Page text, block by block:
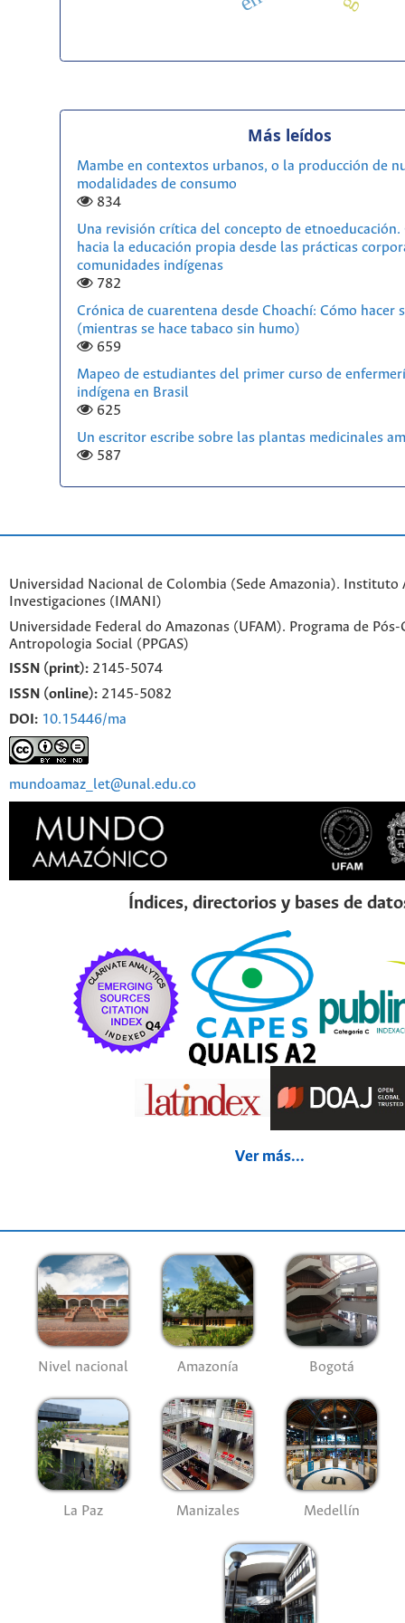
Más leídos
Mambe en contextos urbanos, o la producción de
modalidades de consumo
834
Una revisión crítica del concepto de etnoeducación.
hacia la educación propia desde las prácticas
comunidades indígenas
782
Crónica de cuarentena desde Choachí: Cómo hacer
(mientras se hace tabaco sin humo)
659
Mapeo de estudiantes del primer curso de
indígena en Brasil
625
Un escritor escribe sobre las plantas medicinales
587
Universidad Nacional de Colombia (Sede Amazonia). Instituto
Investigaciones (IMANI)
Universidade Federal do Amazonas (UFAM). Programa de Pós-
Antropologia Social (PPGAS)
ISSN (print): 2145-5074
ISSN (online): 2145-5082
DOI: 10.15446/ma
mundoamaz_let@unal.edu.co
Índices, directorios y bases de
Ver más...
Nivel nacional Amazonía Bogotá
La Paz Manizales Medellín